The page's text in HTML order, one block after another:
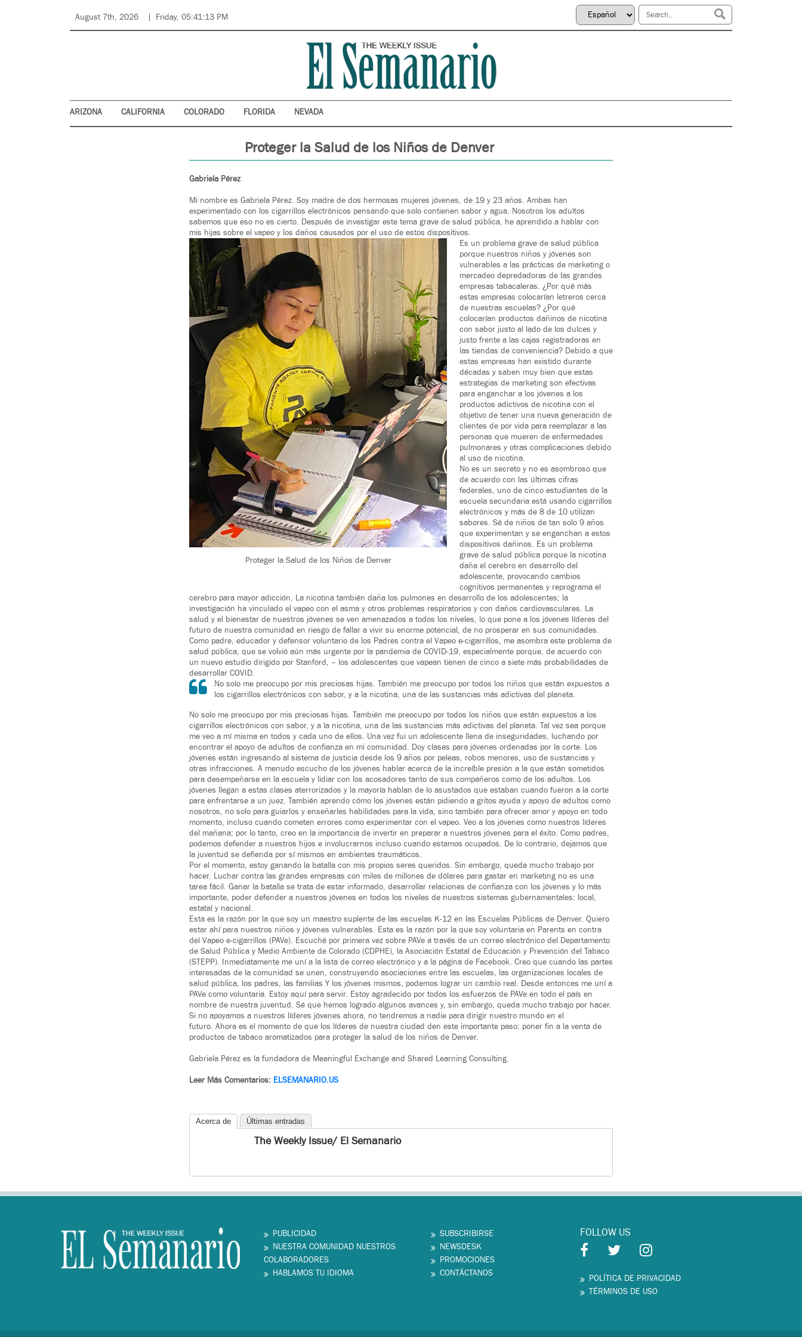
August 7th, 2026 Friday, 05:41:13 PM
ARIZONA CALIFORNIA COLORADO FLORIDA NEVADA
Proteger la Salud de los Niños de Denver
Gabriela Pérez
Mi nombre es Gabriela Pérez. Soy madre de dos hermosas mujeres jóvenes, de 19 y 23 años. Ambas han
experimentado con los cigarrillos electrónicos pensando que solo contienen sabor y agua. Nosotros los adultos
sabemos que eso no es cierto. Después de investigar este tema grave de salud pública, he aprendido a hablar con
mis hijas sobre el vapeo y los daños causados por el uso de estos dispositivos.
Proteger la Salud de los Niños de Denver
Es un problema grave de salud pública
porque nuestros niños y jóvenes son
vulnerables a las prácticas de marketing o
mercadeo depredadoras de las grandes
empresas tabacaleras. ¿Por qué más
estas empresas colocarían letreros cerca
de nuestras escuelas? ¿Por qué
colocarían productos dañinos de nicotina
con sabor justo al lado de los dulces y
justo frente a las cajas registradoras en
las tiendas de conveniencia? Debido a que
estas empresas han existido durante
décadas y saben muy bien que estas
estrategias de marketing son efectivas
para enganchar a los jóvenes a los
productos adictivos de nicotina con el
objetivo de tener una nueva generación de
clientes de por vida para reemplazar a las
personas que mueren de enfermedades
pulmonares y otras complicaciones debido
al uso de nicotina.
No es un secreto y no es asombroso que
de acuerdo con las últimas cifras
federales, uno de cinco estudiantes de la
escuela secundaria está usando cigarrillos
electrónicos y más de 8 de 10 utilizan
sabores. Sé de niños de tan solo 9 años
que experimentan y se enganchan a estos
dispositivos dañinos. Es un problema
grave de salud pública porque la nicotina
daña el cerebro en desarrollo del
adolescente, provocando cambios
cognitivos permanentes y reprograma el
cerebro para mayor adicción. La nicotina también daña los pulmones en desarrollo de los adolescentes; la
investigación ha vinculado el vapeo con el asma y otros problemas respiratorios y con daños cardiovasculares. La
salud y el bienestar de nuestros jóvenes se ven amenazados a todos los niveles, lo que pone a los jóvenes líderes del
futuro de nuestra comunidad en riesgo de fallar a vivir su enorme potencial, de no prosperar en sus comunidades.
Como padre, educador y defensor voluntario de los Padres contra el Vapeo e-cigarrillos, me asombra este problema de
salud pública, que se volvió aún más urgente por la pandemia de COVID-19, especialmente porque, de acuerdo con
un nuevo estudio dirigido por Stanford, – los adolescentes que vapean tienen de cinco a siete más probabilidades de
desarrollar COVID.
No solo me preocupo por mis preciosas hijas. También me preocupo por todos los niños que están expuestos a
los cigarrillos electrónicos con sabor, y a la nicotina, una de las sustancias más adictivas del planeta.
No solo me preocupo por mis preciosas hijas. También me preocupo por todos los niños que están expuestos a los
cigarrillos electrónicos con sabor, y a la nicotina, una de las sustancias más adictivas del planeta. Tal vez sea porque
me veo a mí misma en todos y cada uno de ellos. Una vez fui un adolescente llena de inseguridades, luchando por
encontrar el apoyo de adultos de confianza en mi comunidad. Doy clases para jóvenes ordenadas por la corte. Los
jóvenes están ingresando al sistema de justicia desde los 9 años por peleas, robos menores, uso de sustancias y
otras infracciones. A menudo escucho de los jóvenes hablar acerca de la increíble presión a la que están sometidos
para desempeñarse en la escuela y lidiar con los acosadores tanto de sus compañeros como de los adultos. Los
jóvenes llegan a estas clases aterrorizados y la mayoría hablan de lo asustados que estaban cuando fueron a la corte
para enfrentarse a un juez. También aprendo cómo los jóvenes están pidiendo a gritos ayuda y apoyo de adultos como
nosotros, no solo para guiarlos y enseñarles habilidades para la vida, sino también para ofrecer amor y apoyo en todo
momento, incluso cuando cometen errores como experimentar con el vapeo. Veo a los jóvenes como nuestros líderes
del mañana; por lo tanto, creo en la importancia de invertir en preparar a nuestros jóvenes para el éxito. Como padres,
podemos defender a nuestros hijos e involucrarnos incluso cuando estamos ocupados. De lo contrario, dejamos que
la juventud se defienda por sí mismos en ambientes traumáticos.
Por el momento, estoy ganando la batalla con mis propios seres queridos. Sin embargo, queda mucho trabajo por
hacer. Luchar contra las grandes empresas con miles de millones de dólares para gastar en marketing no es una
tarea fácil. Ganar la batalla se trata de estar informado, desarrollar relaciones de confianza con los jóvenes y lo más
importante, poder defender a nuestros jóvenes en todos los niveles de nuestros sistemas gubernamentales: local,
estatal y nacional.
Esta es la razón por la que soy un maestro suplente de las escuelas K-12 en las Escuelas Públicas de Denver. Quiero
estar ahí para nuestros niños y jóvenes vulnerables. Esta es la razón por la que soy voluntaria en Parents en contra
del Vapeo e-cigarrillos (PAVe). Escuché por primera vez sobre PAVe a través de un correo electrónico del Departamento
de Salud Pública y Medio Ambiente de Colorado (CDPHE), la Asociación Estatal de Educación y Prevención del Tabaco
(STEPP). Inmediatamente me uní a la lista de correo electrónico y a la página de Facebook. Creo que cuando las partes
interesadas de la comunidad se unen, construyendo asociaciones entre las escuelas, las organizaciones locales de
salud pública, los padres, las familias Y los jóvenes mismos, podemos lograr un cambio real. Desde entonces me uní a
PAVe como voluntaria. Estoy aquí para servir. Estoy agradecido por todos los esfuerzos de PAVe en todo el país en
nombre de nuestra juventud. Sé que hemos logrado algunos avances y, sin embargo, queda mucho trabajo por hacer.
Si no apoyamos a nuestros líderes jóvenes ahora, no tendremos a nadie para dirigir nuestro mundo en el
futuro. Ahora es el momento de que los líderes de nuestra ciudad den este importante paso: poner fin a la venta de
productos de tabaco aromatizados para proteger la salud de los niños de Denver.
Gabriela Pérez es la fundadora de Meaningful Exchange and Shared Learning Consulting.
Leer Más Comentarios: ELSEMANARIO.US
Acerca de Últimas entradas
The Weekly Issue/ El Semanario
PUBLICIDAD
NUESTRA COMUNIDAD NUESTROS
COLABORADORES
HABLAMOS TU IDIOMA
SUBSCRIBIRSE
NEWSDESK
PROMOCIONES
CONTÁCTANOS
FOLLOW US
POLÍTICA DE PRIVACIDAD
TÉRMINOS DE USO